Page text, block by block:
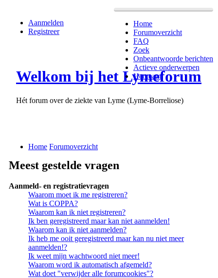
Home
Forumoverzicht
FAQ
Zoek
Onbeantwoorde berichten
Actieve onderwerpen
Het team
Aanmelden
Registreer
Welkom bij het Lymeforum
Hét forum over de ziekte van Lyme (Lyme-Borreliose)
Home Forumoverzicht
Meest gestelde vragen
Aanmeld- en registratievragen
Waarom moet ik me registreren?
Wat is COPPA?
Waarom kan ik niet registreren?
Ik ben geregistreerd maar kan niet aanmelden!
Waarom kan ik niet aanmelden?
Ik heb me ooit geregistreerd maar kan nu niet meer
aanmelden!?
Ik weet mijn wachtwoord niet meer!
Waarom word ik automatisch afgemeld?
Wat doet "verwijder alle forumcookies"?